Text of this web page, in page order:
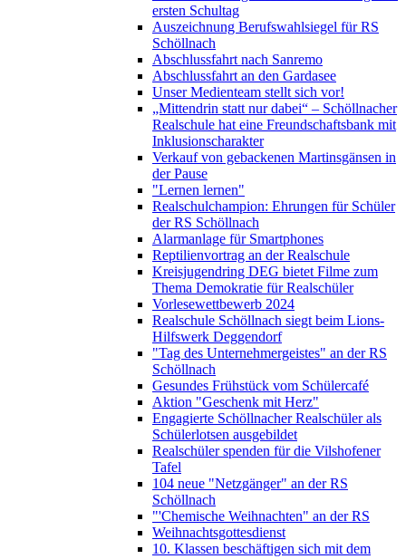
ersten Schultag
Auszeichnung Berufswahlsiegel für RS
Schöllnach
Abschlussfahrt nach Sanremo
Abschlussfahrt an den Gardasee
Unser Medienteam stellt sich vor!
„Mittendrin statt nur dabei“ – Schöllnacher
Realschule hat eine Freundschaftsbank mit
Inklusionscharakter
Verkauf von gebackenen Martinsgänsen in
der Pause
"Lernen lernen"
Realschulchampion: Ehrungen für Schüler
der RS Schöllnach
Alarmanlage für Smartphones
Reptilienvortrag an der Realschule
Kreisjugendring DEG bietet Filme zum
Thema Demokratie für Realschüler
Vorlesewettbewerb 2024
Realschule Schöllnach siegt beim Lions-
Hilfswerk Deggendorf
"Tag des Unternehmergeistes" an der RS
Schöllnach
Gesundes Frühstück vom Schülercafé
Aktion "Geschenk mit Herz"
Engagierte Schöllnacher Realschüler als
Schülerlotsen ausgebildet
Realschüler spenden für die Vilshofener
Tafel
104 neue "Netzgänger" an der RS
Schöllnach
"'Chemische Weihnachten" an der RS
Weihnachtsgottesdienst
10. Klassen beschäftigen sich mit dem